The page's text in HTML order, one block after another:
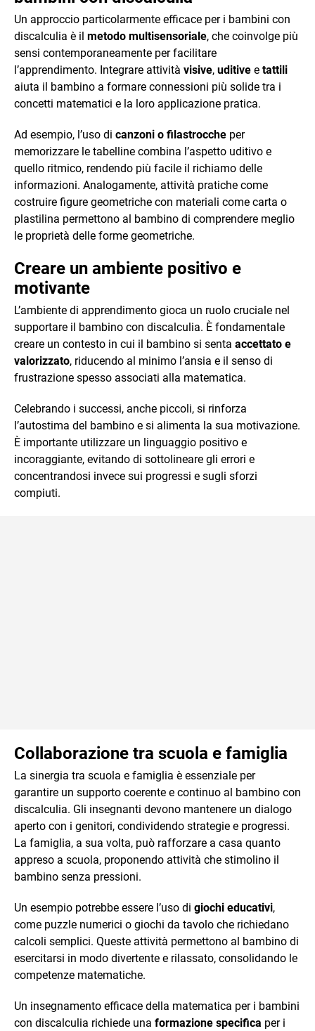
Un approccio particolarmente efficace per i bambini con
discalculia è il metodo multisensoriale, che coinvolge più
sensi contemporaneamente per facilitare
l’apprendimento. Integrare attività visive, uditive e tattili
aiuta il bambino a formare connessioni più solide tra i
concetti matematici e la loro applicazione pratica.
Ad esempio, l’uso di canzoni o filastrocche per
memorizzare le tabelline combina l’aspetto uditivo e
quello ritmico, rendendo più facile il richiamo delle
informazioni. Analogamente, attività pratiche come
costruire figure geometriche con materiali come carta o
plastilina permettono al bambino di comprendere meglio
le proprietà delle forme geometriche.
Creare un ambiente positivo e
motivante
L’ambiente di apprendimento gioca un ruolo cruciale nel
supportare il bambino con discalculia. È fondamentale
creare un contesto in cui il bambino si senta accettato e
valorizzato, riducendo al minimo l’ansia e il senso di
frustrazione spesso associati alla matematica.
Celebrando i successi, anche piccoli, si rinforza
l’autostima del bambino e si alimenta la sua motivazione.
È importante utilizzare un linguaggio positivo e
incoraggiante, evitando di sottolineare gli errori e
concentrandosi invece sui progressi e sugli sforzi
compiuti.
Collaborazione tra scuola e famiglia
La sinergia tra scuola e famiglia è essenziale per
garantire un supporto coerente e continuo al bambino con
discalculia. Gli insegnanti devono mantenere un dialogo
aperto con i genitori, condividendo strategie e progressi.
La famiglia, a sua volta, può rafforzare a casa quanto
appreso a scuola, proponendo attività che stimolino il
bambino senza pressioni.
Un esempio potrebbe essere l’uso di giochi educativi,
come puzzle numerici o giochi da tavolo che richiedano
calcoli semplici. Queste attività permettono al bambino di
esercitarsi in modo divertente e rilassato, consolidando le
competenze matematiche.
Un insegnamento efficace della matematica per i bambini
con discalculia richiede una formazione specifica per i